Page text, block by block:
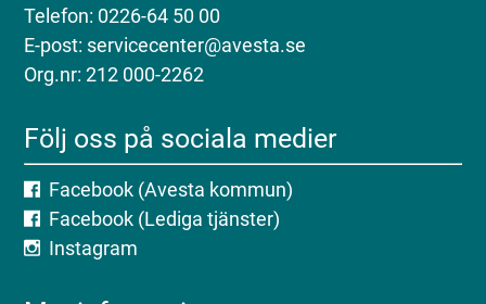
Telefon: 0226-64 50 00
E-post: servicecenter@avesta.se
Org.nr: 212 000-2262
Följ oss på sociala medier
Facebook (Avesta kommun)
Facebook (Lediga tjänster)
Instagram